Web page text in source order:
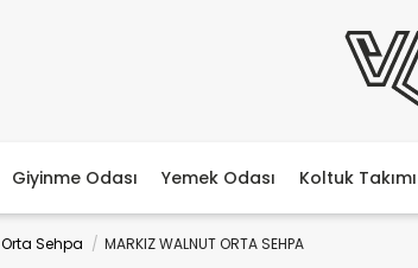
Giyinme Odası Yemek Odası Koltuk Takımı
Orta Sehpa MARKIZ WALNUT ORTA SEHPA